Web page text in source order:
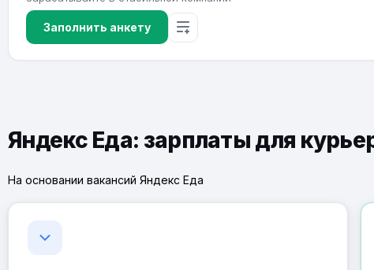
Заполнить анкету
Яндекс Еда: зарплаты для
На основании вакансий Яндекс Еда